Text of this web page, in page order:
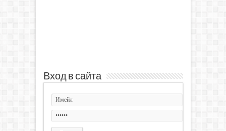
Вход в сайта